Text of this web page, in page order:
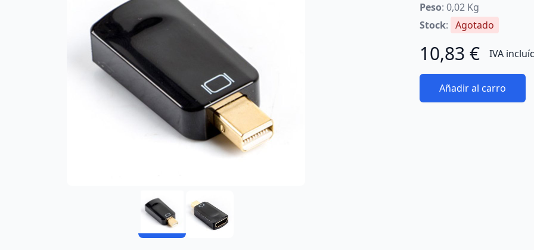
Peso: 0,02 Kg
Stock: Agotado
10,83 € IVA
Añadir al carro